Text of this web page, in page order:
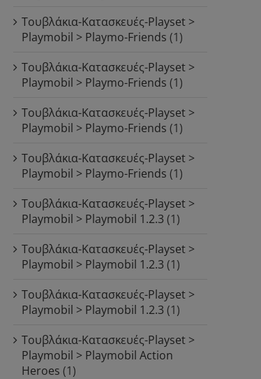
Τουβλάκια-Κατασκευές-Playset >
Playmobil > Playmo-Friends (1)
Τουβλάκια-Κατασκευές-Playset >
Playmobil > Playmo-Friends (1)
Τουβλάκια-Κατασκευές-Playset >
Playmobil > Playmo-Friends (1)
Τουβλάκια-Κατασκευές-Playset >
Playmobil > Playmo-Friends (1)
Τουβλάκια-Κατασκευές-Playset >
Playmobil > Playmobil 1.2.3 (1)
Τουβλάκια-Κατασκευές-Playset >
Playmobil > Playmobil 1.2.3 (1)
Τουβλάκια-Κατασκευές-Playset >
Playmobil > Playmobil 1.2.3 (1)
Τουβλάκια-Κατασκευές-Playset >
Playmobil > Playmobil Action
Heroes (1)